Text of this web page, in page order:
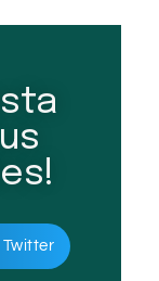
Twitter